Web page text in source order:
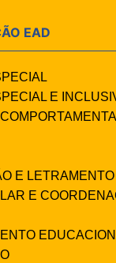
EAD
E
E LETRAMENTO
E